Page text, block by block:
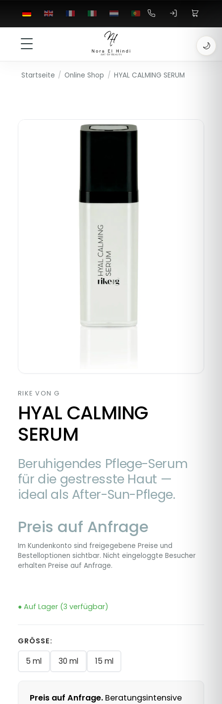
Startseite / Online Shop / HYAL CALMING SERUM
RIKE VON G
HYAL CALMING
SERUM
Beruhigendes Pflege-Serum
für die gestresste Haut —
ideal als After-Sun-Pflege.
Preis auf Anfrage
Im Kundenkonto sind freigegebene Preise und
Bestelloptionen sichtbar. Nicht eingeloggte Besucher
erhalten Preise auf Anfrage.
● Auf Lager (3 verfügbar)
GRÖSSE:
5 ml 30 ml 15 ml
Preis auf Anfrage. Beratungsintensive
🌙